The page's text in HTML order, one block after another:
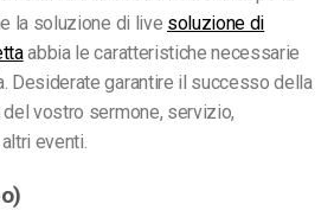
la soluzione di live soluzione di
abbia le caratteristiche necessarie
Desiderate garantire il successo della
vostro sermone, servizio,
eventi.